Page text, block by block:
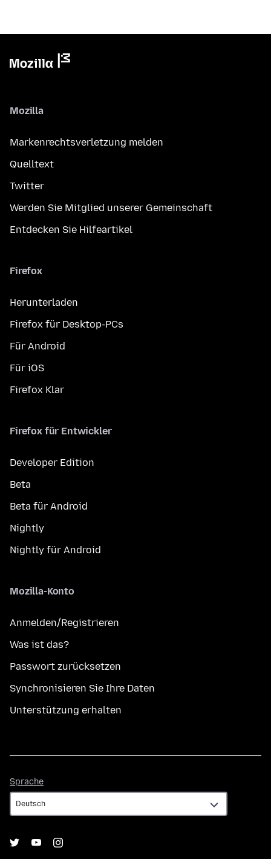
Mozilla
Markenrechtsverletzung melden
Quelltext
Twitter
Werden Sie Mitglied unserer Gemeinschaft
Entdecken Sie Hilfeartikel
Firefox
Herunterladen
Firefox für Desktop-PCs
Für Android
Für iOS
Firefox Klar
Firefox für Entwickler
Developer Edition
Beta
Beta für Android
Nightly
Nightly für Android
Mozilla-Konto
Anmelden/Registrieren
Was ist das?
Passwort zurücksetzen
Synchronisieren Sie Ihre Daten
Unterstützung erhalten
Sprache